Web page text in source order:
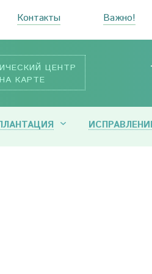
Контакты Важно!
ЦЕНТР
КАРТЕ